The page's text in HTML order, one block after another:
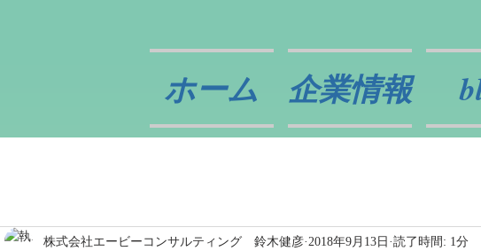
ホーム 企業情報
株式会社エービーコンサルティング 鈴木健彦 2018年9月13日 読了時間: 1分